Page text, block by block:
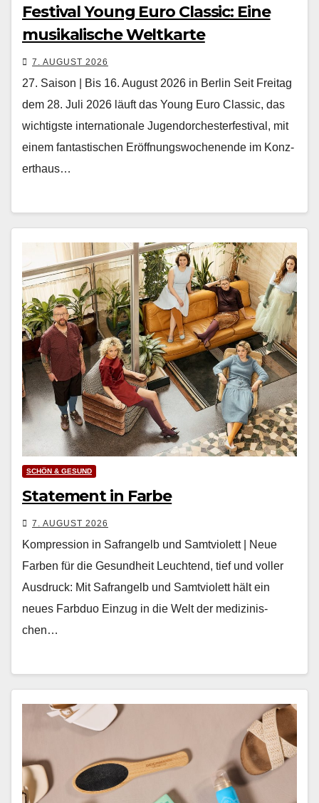
Festival Young Euro Classic: Eine
musikalische Weltkarte
7. AUGUST 2026
27. Saison | Bis 16. August 2026 in Berlin Seit Fre­itag
dem 28. Juli 2026 läuft das Young Euro Clas­sic, das
wichtig­ste inter­na­tionale Ju­gendorchesterfestival, mit
einem fan­tastis­chen Eröff­nungswoch­enende im Konz­
erthaus…
SCHÖN & GESUND
Statement in Farbe
7. AUGUST 2026
Kompression in Safrangelb und Samtviolett | Neue
Farben für die Gesundheit Leuch­t­end, tief und voller
Aus­druck: Mit Safrangelb und Samtvi­o­lett hält ein
neues Farb­duo Einzug in die Welt der medi­zinis­
chen…